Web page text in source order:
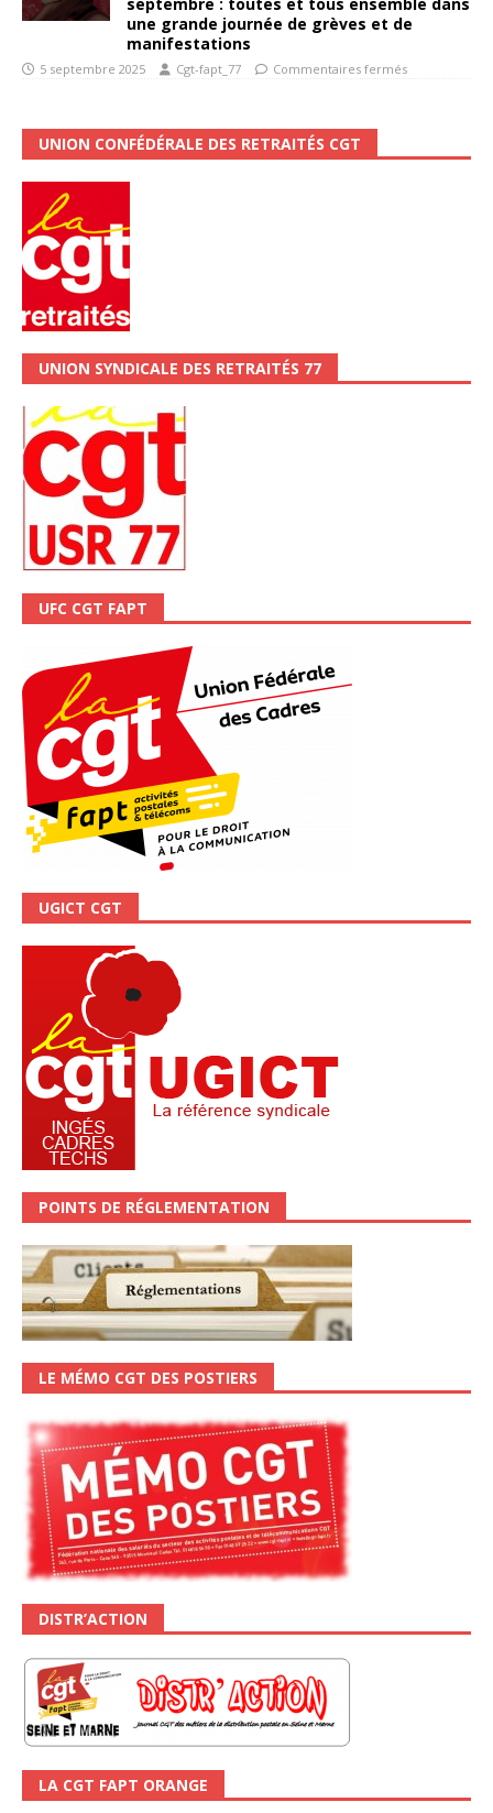
une grande journée de grèves et de
manifestations
5 septembre 2025 Cgt-fapt_77 Commentaires fermés
UNION CONFÉDÉRALE DES RETRAITÉS CGT
UNION SYNDICALE DES RETRAITÉS 77
UFC CGT FAPT
UGICT CGT
POINTS DE RÉGLEMENTATION
LE MÉMO CGT DES POSTIERS
DISTR’ACTION
LA CGT FAPT ORANGE